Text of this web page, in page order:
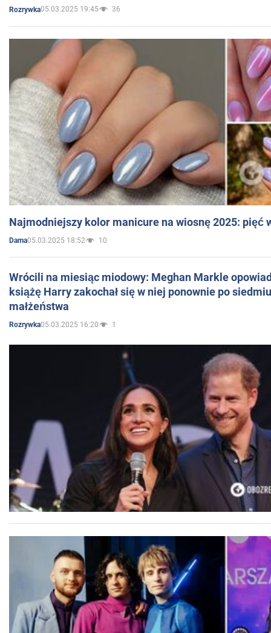
Rozrywka05.03.2025 19:45 36
Najmodniejszy kolor manicure na wiosnę 2025: pięć
Dama05.03.2025 18:52 10
Wrócili na miesiąc miodowy: Meghan Markle
książę Harry zakochał się w niej ponownie po
małżeństwa
Rozrywka05.03.2025 16:20 1